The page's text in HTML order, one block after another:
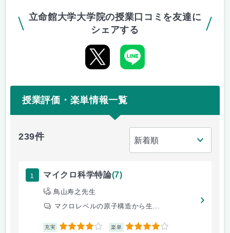
立命館大学大学院の授業口コミを友達に
シェアする
授業評価・楽単情報一覧
239件
1 マイクロ科学特論(7)
鳥山寿之先生
マクロレベルの原子構造から生...
充実 4 楽単 4